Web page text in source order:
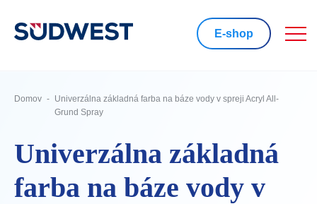
E-shop
Domov
Univerzálna základná farba na báze vody v spreji Acryl All-
Grund Spray
Univerzálna základná
farba na báze vody v